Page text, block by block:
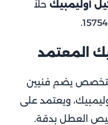
أوليمبيك حلاً
المعتمد
يضم فنيين
ويعتمد على
العطل بدقة.